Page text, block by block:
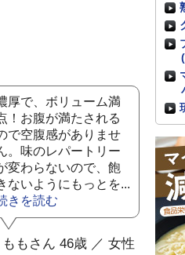
厚で、ボリューム満
！お腹が満たされる
で空腹感がありませ
。味のレパートリー
変わらないので、飽
ないようにもっとを...
きを読む
ももさん 46歳 ／ 女性